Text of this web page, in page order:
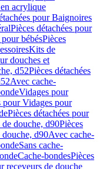
acrylique
pour Baignoires
Pièces détachées pour
bébésPièces
Kits de
douches et
d52Pièces détachées
Avec cache-
Vidages pour
pour Vidages pour
Pièces détachées pour
douche, d90Pièces
douche, d90Avec cache-
Sans cache-
Cache-bondesPièces
receveurs de douche